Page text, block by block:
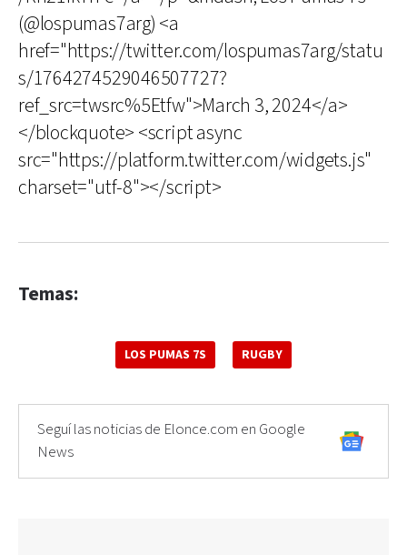
(@lospumas7arg) <a
href="https://twitter.com/lospumas7arg/statu
s/1764274529046507727?
ref_src=twsrc%5Etfw">March 3, 2024</a>
</blockquote> <script async
src="https://platform.twitter.com/widgets.js"
charset="utf-8"></script>
Temas:
LOS PUMAS 7S RUGBY
Seguí las noticias de Elonce.com en Google
News